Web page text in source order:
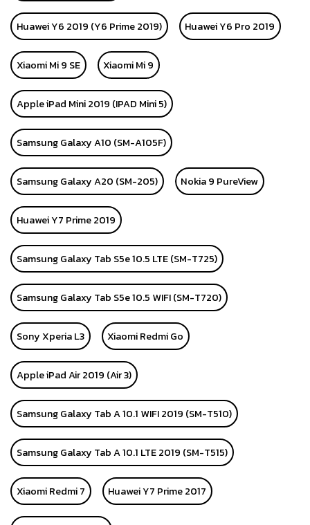
Huawei Y6 2019 (Y6 Prime 2019) Huawei Y6 Pro 2019
Xiaomi Mi 9 SE Xiaomi Mi 9
Apple iPad Mini 2019 (IPAD Mini 5)
Samsung Galaxy A10 (SM-A105F)
Samsung Galaxy A20 (SM-205) Nokia 9 PureView
Huawei Y7 Prime 2019
Samsung Galaxy Tab S5e 10.5 LTE (SM-T725)
Samsung Galaxy Tab S5e 10.5 WIFI (SM-T720)
Sony Xperia L3 Xiaomi Redmi Go
Apple iPad Air 2019 (Air 3)
Samsung Galaxy Tab A 10.1 WIFI 2019 (SM-T510)
Samsung Galaxy Tab A 10.1 LTE 2019 (SM-T515)
Xiaomi Redmi 7 Huawei Y7 Prime 2017